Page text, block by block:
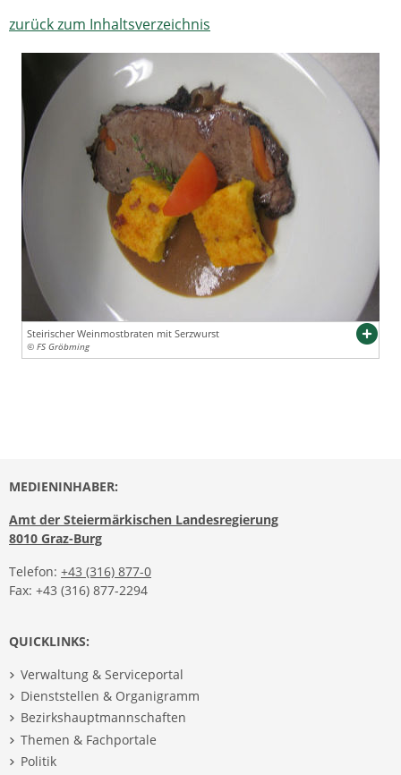
zurück zum Inhaltsverzeichnis
Steirischer Weinmostbraten mit Serzwurst
© FS Gröbming
MEDIENINHABER:
Amt der Steiermärkischen Landesregierung
8010 Graz-Burg
Telefon: +43 (316) 877-0
Fax: +43 (316) 877-2294
QUICKLINKS:
Verwaltung & Serviceportal
Dienststellen & Organigramm
Bezirkshauptmannschaften
Themen & Fachportale
Politik